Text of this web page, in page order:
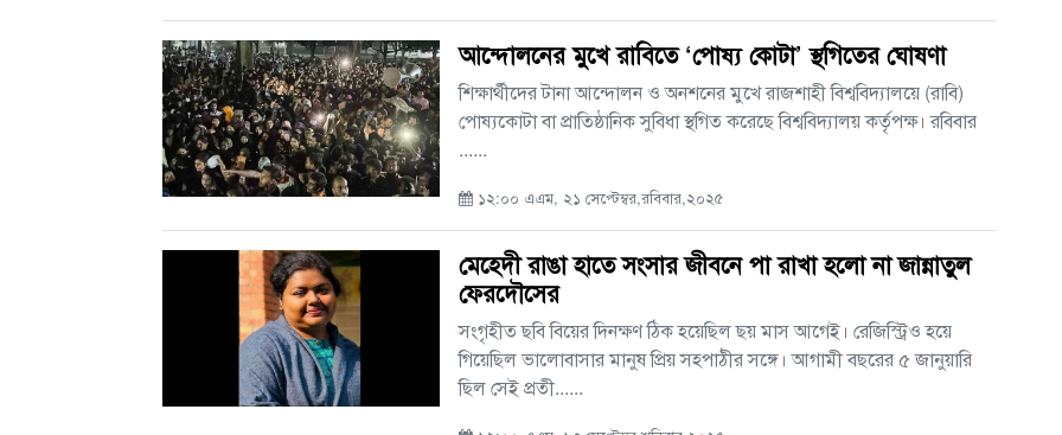
আন্দোলনের মুখে রাবিতে ‘পোষ্য কোটা’ স্থগিতের ঘোষণা
শিক্ষার্থীদের টানা আন্দোলন ও অনশনের মুখে রাজশাহী বিশ্ববিদ্যালয়ে (রাবি)
পোষ্যকোটা বা প্রাতিষ্ঠানিক সুবিধা স্থগিত করেছে বিশ্ববিদ্যালয় কর্তৃপক্ষ। রবিবার
......
১২:০০ এএম, ২১ সেপ্টেম্বর,রবিবার,২০২৫
মেহেদী রাঙা হাতে সংসার জীবনে পা রাখা হলো না জান্নাতুল
ফেরদৌসের
সংগৃহীত ছবি বিয়ের দিনক্ষণ ঠিক হয়েছিল ছয় মাস আগেই। রেজিস্ট্রিও হয়ে
গিয়েছিল ভালোবাসার মানুষ প্রিয় সহপাঠীর সঙ্গে। আগামী বছরের ৫ জানুয়ারি
ছিল সেই প্রতী......